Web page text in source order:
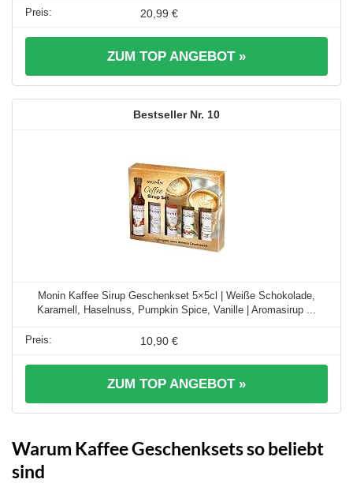
20,99 €
ZUM TOP ANGEBOT »
10
Monin Kaffee Sirup Geschenkset 5×5cl | Weiße Schokolade,
Karamell, Haselnuss, Pumpkin Spice, Vanille | Aromasirup ...
10,90 €
ZUM TOP ANGEBOT »
Warum Kaffee Geschenksets so beliebt
sind